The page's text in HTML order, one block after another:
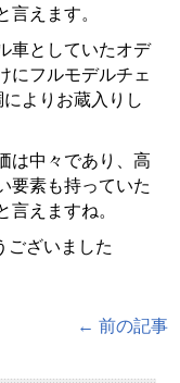
言えます。
車としていたオデ
にフルモデルチェ
よりお蔵入りし
は中々であり、高
要素も持っていた
言えますね。
ございました
← 前の記事